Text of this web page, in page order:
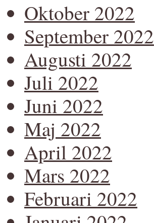
Oktober 2022
September 2022
Augusti 2022
Juli 2022
Juni 2022
Maj 2022
April 2022
Mars 2022
Februari 2022